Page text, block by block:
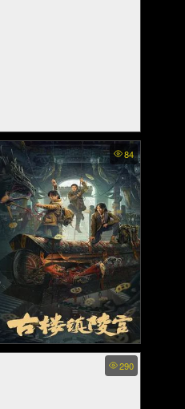
Battle of Wits - มหาบุรุษ กู้
แผ่นดิน (2006)
84
Ancient Building Town
Mausoleum Palace - สุสาน
290